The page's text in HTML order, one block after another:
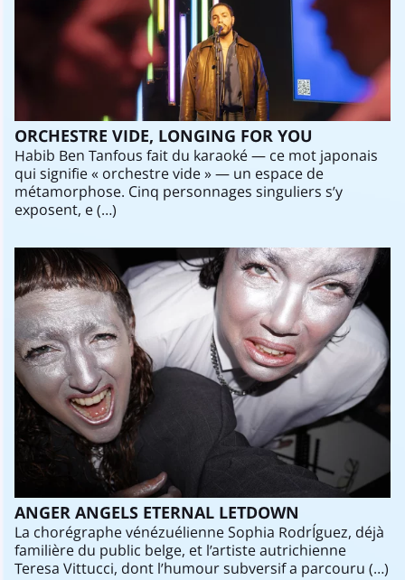
ORCHESTRE VIDE, LONGING FOR YOU
Habib Ben Tanfous fait du karaoké — ce mot japonais
qui signifie « orchestre vide » — un espace de
métamorphose. Cinq personnages singuliers s’y
exposent, e (…)
ANGER ANGELS ETERNAL LETDOWN
La chorégraphe vénézuélienne Sophia RodrÍguez, déjà
familière du public belge, et l’artiste autrichienne
Teresa Vittucci, dont l’humour subversif a parcouru (…)